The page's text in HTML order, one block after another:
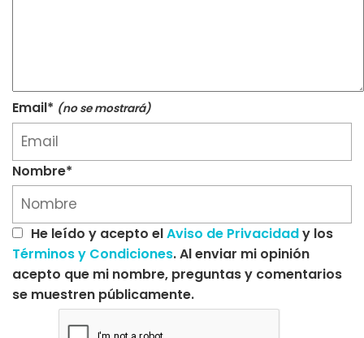
Email* (no se mostrará)
Nombre*
He leído y acepto elAviso de Privacidady los
Términos y Condiciones. Al enviar mi opinión
acepto que mi nombre, preguntas y comentarios
se muestren públicamente.